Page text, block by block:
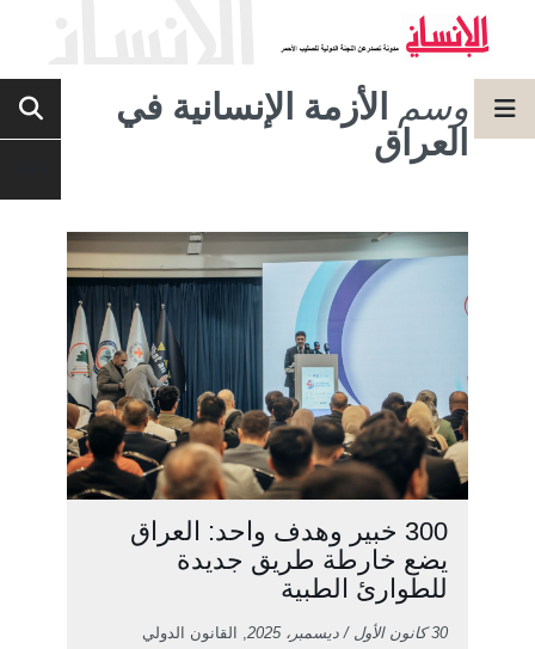
وسم الأزمة الإنسانية في
العراق
300 خبير وهدف واحد: العراق
يضع خارطة طريق جديدة
للطوارئ الطبية
30 كانون الأول / ديسمبر، 2025 , القانون الدولي